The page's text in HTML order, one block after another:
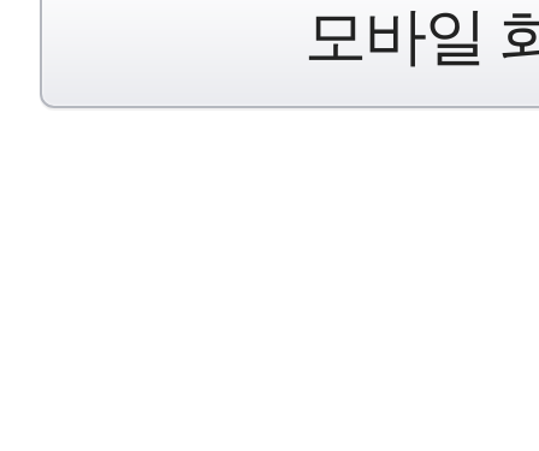
모바일